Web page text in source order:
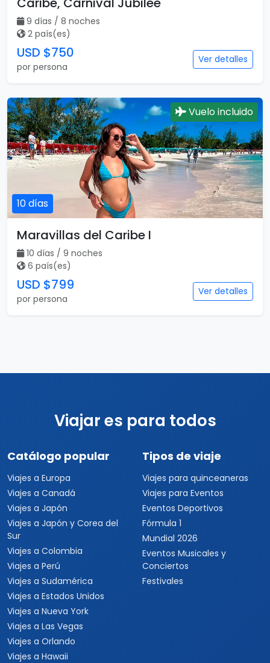
9 días / 8 noches
2 país(es)
USD $750
por persona
Ver detalles
10 días
Vuelo incluido
Maravillas del Caribe I
10 días / 9 noches
6 país(es)
USD $799
por persona
Ver detalles
Viajar es para todos
Catálogo popular
Viajes a Europa
Viajes a Canadá
Viajes a Japón
Viajes a Japón y Corea del
Sur
Viajes a Colombia
Viajes a Perú
Viajes a Sudamérica
Viajes a Estados Unidos
Viajes a Nueva York
Viajes a Las Vegas
Viajes a Orlando
Viajes a Hawaii
Tipos de viaje
Viajes para quinceaneras
Viajes para Eventos
Eventos Deportivos
Fórmula 1
Mundial 2026
Eventos Musicales y
Conciertos
Festivales